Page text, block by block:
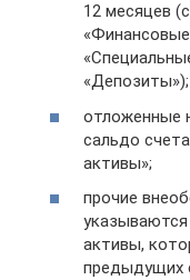
12 месяцев
«Депозиты»);
отложенные
сальдо
активы»;
прочие
активы,
предыдущих